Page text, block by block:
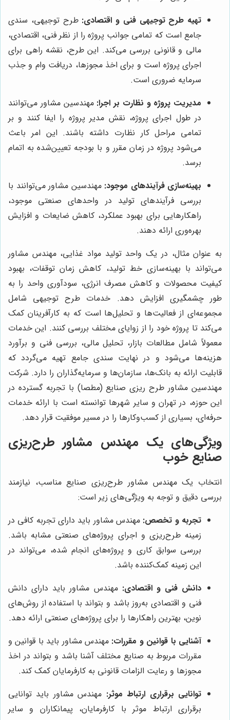
تهیه طرح توجیهی فنی و اقتصادی: طرح توجیهی، سندی
جامع است که تمامی جوانب پروژه را از نظر فنی، اقتصادی،
مالی و قانونی بررسی می‌کند. این طرح، نقشه راهی برای
اجرای پروژه است و برای اخذ مجوزها، دریافت وام و جذب
سرمایه ضروری است.
مدیریت پروژه و نظارت بر اجرا: مهندسین مشاور می‌توانند
در طول اجرای پروژه، نقش مدیر پروژه را ایفا کنند و بر
تمامی مراحل کار نظارت داشته باشند. این امر باعث
می‌شود پروژه در زمان مقرر و با بودجه تعیین‌شده به اتمام
برسد.
بهینه‌سازی فرآیندهای موجود: مهندسین مشاور می‌توانند با
بررسی فرآیندهای تولید در واحدهای صنعتی موجود،
راهکارهایی برای بهبود عملکرد، کاهش ضایعات و افزایش
بهره‌وری ارائه دهند.
به عنوان مثال، در یک واحد تولید مواد غذایی، مهندس مشاور
می‌تواند با بهینه‌سازی خط تولید، کاهش زمان توقفات، بهبود
کیفیت محصولات و کاهش مصرف انرژی، سودآوری واحد را به
طور چشمگیری افزایش دهد. خدمات طرح توجیهی شامل
مجموعه‌ای از فعالیت‌ها و تحلیل‌ها است که به کارآفرینان کمک
می‌کند تا پروژه خود را از زوایای مختلف بررسی کنند. این خدمات
معمولاً شامل مطالعات بازار، تحلیل مالی، بررسی فنی و برآورد
هزینه‌ها می‌شود و در نهایت سندی جامع تهیه می‌گردد که
قابلیت ارائه به بانک‌ها، سازمان‌ها و سرمایه‌گذاران را دارد. شرکت
مهندسین مشاور طرح ریزی صنایع (مطصا) با تجربه گسترده در
این حوزه، در تهران و سایر شهرها توانسته است با ارائه خدمات
حرفه‌ای، بسیاری از کسب‌وکارها را در مسیر موفقیت قرار دهد.
ویژگی‌های یک مهندس مشاور طرح‌ریزی
صنایع خوب
انتخاب یک مهندس مشاور طرح‌ریزی صنایع مناسب، نیازمند
بررسی دقیق و توجه به ویژگی‌های زیر است:
تجربه و تخصص: مهندس مشاور باید دارای تجربه کافی در
زمینه طرح‌ریزی و اجرای پروژه‌های صنعتی مشابه باشد.
بررسی سوابق کاری و پروژه‌های انجام شده، می‌تواند در
این زمینه کمک‌کننده باشد.
دانش فنی و اقتصادی: مهندس مشاور باید دارای دانش
فنی و اقتصادی به‌روز باشد و بتواند با استفاده از روش‌های
نوین، بهترین راهکارها را برای پروژه‌های صنعتی ارائه دهد.
آشنایی با قوانین و مقررات: مهندس مشاور باید با قوانین و
مقررات مربوط به صنایع مختلف آشنا باشد و بتواند در اخذ
مجوزها و رعایت الزامات قانونی به کارفرمایان کمک کند.
توانایی برقراری ارتباط موثر: مهندس مشاور باید توانایی
برقراری ارتباط موثر با کارفرمایان، پیمانکاران و سایر